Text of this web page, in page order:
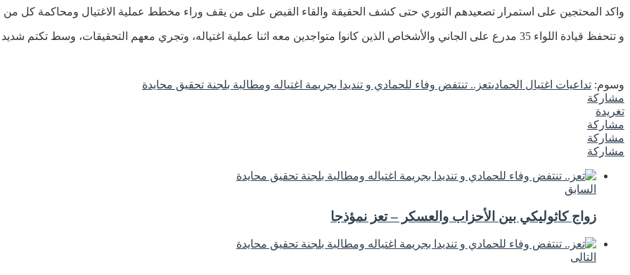
واكد المحتجين على استمرار تصعيدهم الثوري حتى كشف الحقيقة والقاء القبض على من يقف وراء مخطط عملية الاغتيال ومحاكمة كل من له
و تتحفظ قيادة اللواء 35 مدرع على الجاني والأشخاص الذين كانوا متواجدين معه اثنا عملية اغتياله، وتجري معهم التحقيقات، وسط تكتم شديد على المعلومات.
وسوم: تداعيات اغتيال الحماديتعز.. تنتفض وفاء للحمادي و تنديدا بجريمة اغتياله ومطالبة بلجنة تحقيق محايدة
مشاركة
تغريدة
مشاركة
مشاركة
مشاركة
السابق
زواج كاثوليكي بين الأحزاب والعسكر – تعز نمؤذجا
التالى